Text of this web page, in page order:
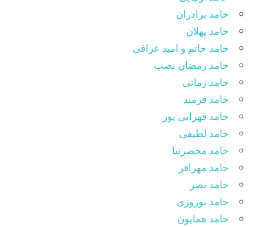
حامد برادران
حامد پهلان
حامد حاتم و امید عراقی
حامد رمضان نصب
حامد زمانی
حامد فرمند
حامد قهرایی پور
حامد لطیفی
حامد محضرنیا
حامد مهرافر
حامد نصر
حامد نوروزی
حامد همایون